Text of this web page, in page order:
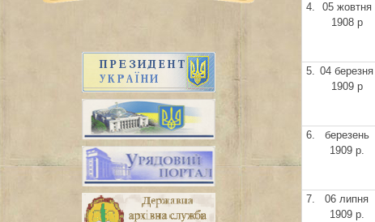
4.
05 жовтня
1908 р
5. 04 березня
1909 р
6.
березень
1909 р.
7.
06 липня
1909 р.